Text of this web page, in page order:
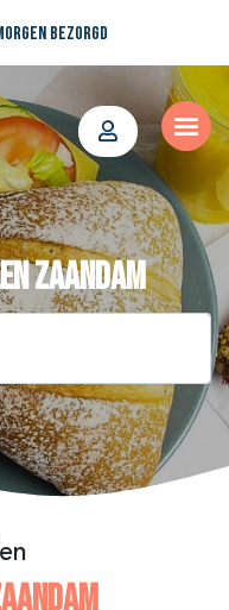
bezorgd
Zaandam